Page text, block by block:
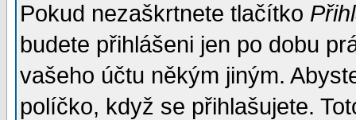
Pokud nezaškrtnete tlačítko
budete přihlášeni jen po dobu
vašeho účtu někým jiným.
políčko, když se přihlašujete.